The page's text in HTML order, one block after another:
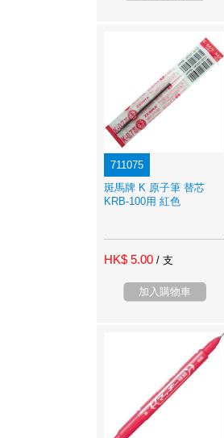
711075
斑馬牌 K 原子筆 替芯
KRB-100用 紅色
HK$ 5.00 / 支
加入購物車